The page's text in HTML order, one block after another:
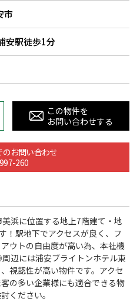
市
安駅徒歩1分
この物件を
お問い合わせする
のお問い合わせ
260
浜に位置する地上7階建て・地
！駅地下でアクセスが良く、フ
ウトの自由度が高い為、本社機
辺には浦安ブライトンホテル東
視認性が高い物件です。アクセ
の多い企業様にも適合できる物
ください。